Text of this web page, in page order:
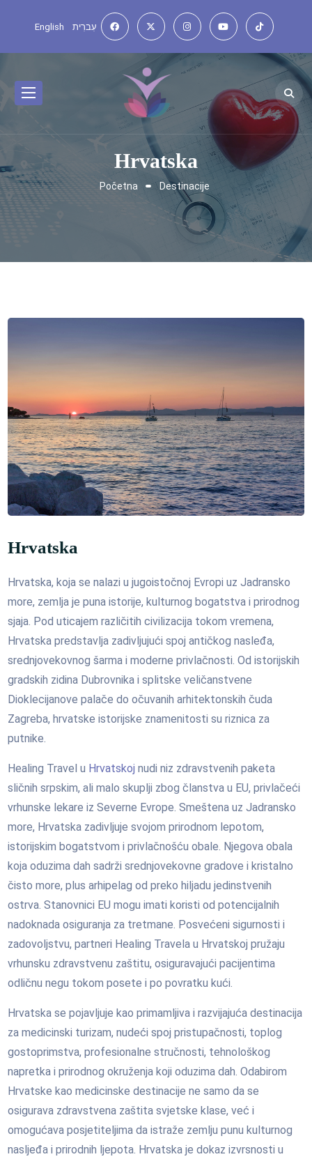
English עִברִית
Hrvatska
Početna Destinacije
Hrvatska
Hrvatska, koja se nalazi u jugoistočnoj Evropi uz Jadransko
more, zemlja je puna istorije, kulturnog bogatstva i prirodnog
sjaja. Pod uticajem različitih civilizacija tokom vremena,
Hrvatska predstavlja zadivljujući spoj antičkog nasleđa,
srednjovekovnog šarma i moderne privlačnosti. Od istorijskih
gradskih zidina Dubrovnika i splitske veličanstvene
Dioklecijanove palače do očuvanih arhitektonskih čuda
Zagreba, hrvatske istorijske znamenitosti su riznica za
putnike.
Healing Travel u Hrvatskoj nudi niz zdravstvenih paketa
sličnih srpskim, ali malo skuplji zbog članstva u EU, privlačeći
vrhunske lekare iz Severne Evrope. Smeštena uz Jadransko
more, Hrvatska zadivljuje svojom prirodnom lepotom,
istorijskim bogatstvom i privlačnošću obale. Njegova obala
koja oduzima dah sadrži srednjovekovne gradove i kristalno
čisto more, plus arhipelag od preko hiljadu jedinstvenih
ostrva. Stanovnici EU mogu imati koristi od potencijalnih
nadoknada osiguranja za tretmane. Posvećeni sigurnosti i
zadovoljstvu, partneri Healing Travela u Hrvatskoj pružaju
vrhunsku zdravstvenu zaštitu, osiguravajući pacijentima
odličnu negu tokom posete i po povratku kući.
Hrvatska se pojavljuje kao primamljiva i razvijajuća destinacija
za medicinski turizam, nudeći spoj pristupačnosti, toplog
gostoprimstva, profesionalne stručnosti, tehnološkog
napretka i prirodnog okruženja koji oduzima dah. Odabirom
Hrvatske kao medicinske destinacije ne samo da se
osigurava zdravstvena zaštita svjetske klase, već i
omogućava posjetiteljima da istraže zemlju punu kulturnog
nasljeđa i prirodnih ljepota. Hrvatska je dokaz izvrsnosti u